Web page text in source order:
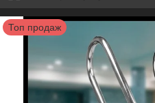
Топ продаж